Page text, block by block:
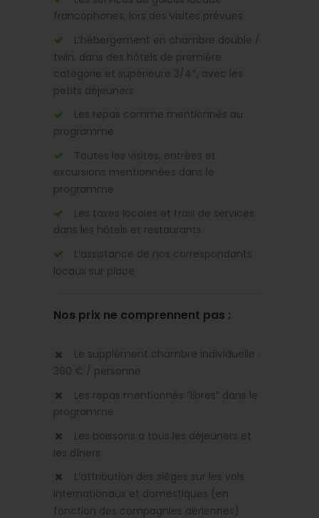
francophones, lors des visites prévues
L’hébergement en chambre double /
twin, dans des hôtels de première
catégorie et supérieure 3/4*, avec les
petits déjeuners
Les repas comme mentionnés au
programme
Toutes les visites, entrées et
excursions mentionnées dans le
programme
Les taxes locales et frais de services
dans les hôtels et restaurants
L’assistance de nos correspondants
locaux sur place
Nos prix ne comprennent pas :
Le supplément chambre individuelle :
360 € / personne
Les repas mentionnés “libres” dans le
programme
Les boissons à tous les déjeuners et
les dîners
L’attribution des sièges sur les vols
internationaux et domestiques (en
fonction des compagnies aériennes)